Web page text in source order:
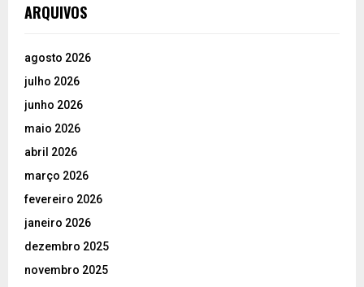
ARQUIVOS
agosto 2026
julho 2026
junho 2026
maio 2026
abril 2026
março 2026
fevereiro 2026
janeiro 2026
dezembro 2025
novembro 2025